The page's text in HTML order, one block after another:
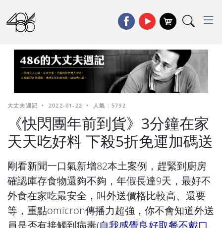
大丈夫週記 • 2022-01-22 • 人氣 : 5792
《快閃團年前到貨》3分鐘在家
天天吃好料 下殺5折免運加碼送
剛看新聞一口氣新增82本土案例，趕緊到廚房
確認庫存食物還夠不夠，年假長達9天，最好不
外食在家吃最安全，叫外送價格比較高、還要
等，重點omicron傳播力超強，你不會知道外送